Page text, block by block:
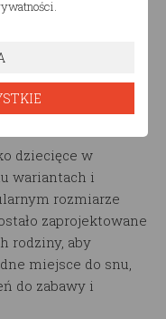
dziecięce w
wariantach i
rozmiarze
zaprojektowane
rodziny, aby
miejsce do snu,
do zabawy i